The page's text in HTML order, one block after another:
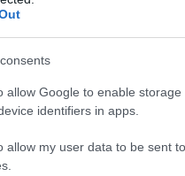
allow Google to enable
identifiers in apps.
allow my user data to be sent
και κάνει σαν
Εννοείται, θέλει
καλή σχέση με το
τελείως την όρεξή του!